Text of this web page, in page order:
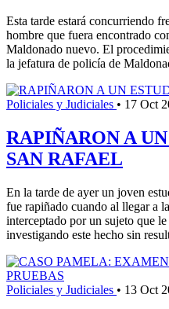
Esta tarde estará concurriendo
hombre que fuera encontrado
Maldonado nuevo. El
la jefatura de policía de
Policiales y Judiciales • 17 Oct
RAPIÑARON A
SAN RAFAEL
En la tarde de ayer un joven
fue rapiñado cuando al llegar a
interceptado por un sujeto que
investigando este hecho sin
Policiales y Judiciales • 13 Oct